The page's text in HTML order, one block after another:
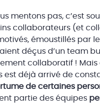
mentons pas, c’est
collaborateurs (et
émoustillés par
déçus d’un team
collaboratif ! Mais
est déjà arrivé de
de certaines
partie des équipes